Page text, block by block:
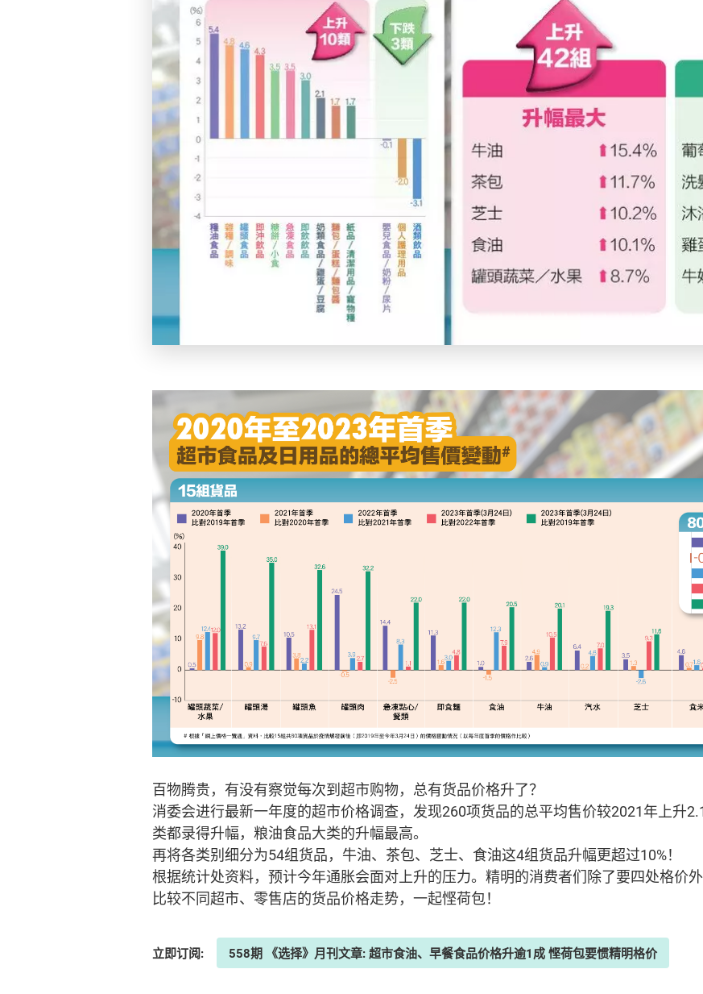
百物腾贵，有没有察觉每次到超市购物，总有货品价格升了？
消委会进行最新一年度的超市价格调查，发现260项货品的总平均售价较2021年上升
类都录得升幅，粮油食品大类的升幅最高。
再将各类别细分为54组货品，牛油、茶包、芝士、食油这4组货品升幅更超过10%！
根据统计处资料，预计今年通胀会面对上升的压力。精明的消费者们除了要四处格价
比较不同超市、零售店的货品价格走势，一起悭荷包！
立即订阅: 558期 《选择》月刊文章: 超市食油、早餐食品价格升逾1成 悭荷包要惯精明格价